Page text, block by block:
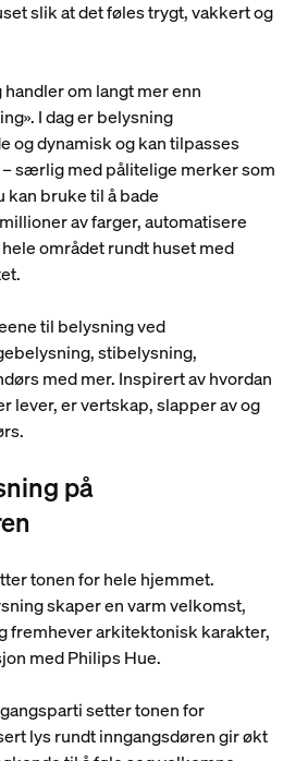
slik at det føles trygt, vakkert og
om langt mer enn
I dag er belysning
og dynamisk og kan tilpasses
særlig med pålitelige merker som
kan bruke til å bade
av farger, automatisere
området rundt huset med
til belysning ved
stibelysning,
med mer. Inspirert av hvordan
lever, er vertskap, slapper av og
på
tonen for hele hjemmet.
skaper en varm velkomst,
fremhever arkitektonisk karakter,
med Philips Hue.
setter tonen for
lys rundt inngangsdøren gir økt